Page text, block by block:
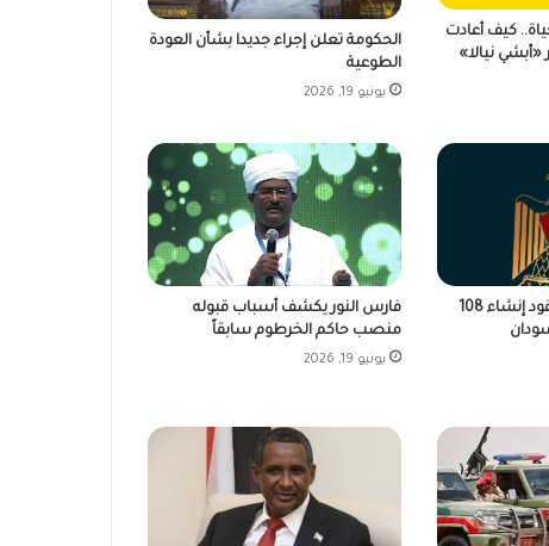
كيف أعادت
نيالا»
الحكومة تعلن إجراء جديدا بشأن العودة
الطوعية
يونيو 19, 2026
مصر تكشف حقيقة عقود إنشاء 108
فارس النور يكشف أسباب قبوله
منصب حاكم الخرطوم سابقاً
يونيو 19, 2026